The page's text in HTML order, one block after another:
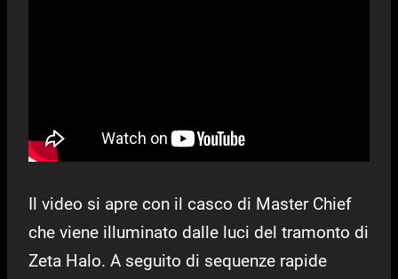
Il video si apre con il casco di Master Chief
che viene illuminato dalle luci del tramonto di
Zeta Halo. A seguito di sequenze rapide